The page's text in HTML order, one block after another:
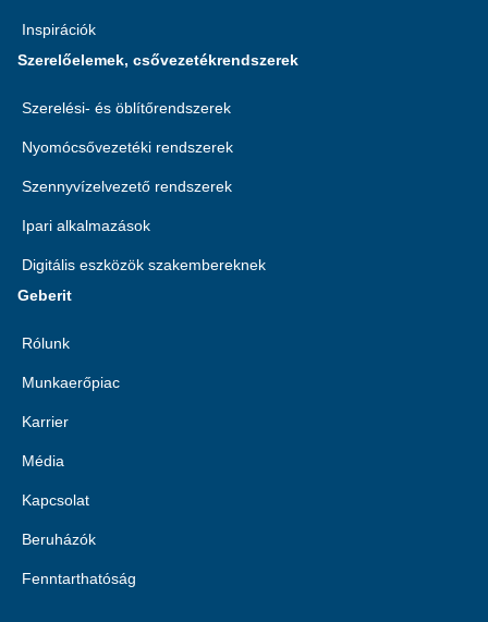
Inspirációk
Szerelőelemek, csővezetékrendszerek
Szerelési- és öblítőrendszerek
Nyomócsővezetéki rendszerek
Szennyvízelvezető rendszerek
Ipari alkalmazások
Digitális eszközök szakembereknek
Geberit
Rólunk
Munkaerőpiac
Karrier
Média
Kapcsolat
Beruházók
Fenntarthatóság